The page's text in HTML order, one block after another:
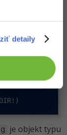
detaily
-t
je objekt typu